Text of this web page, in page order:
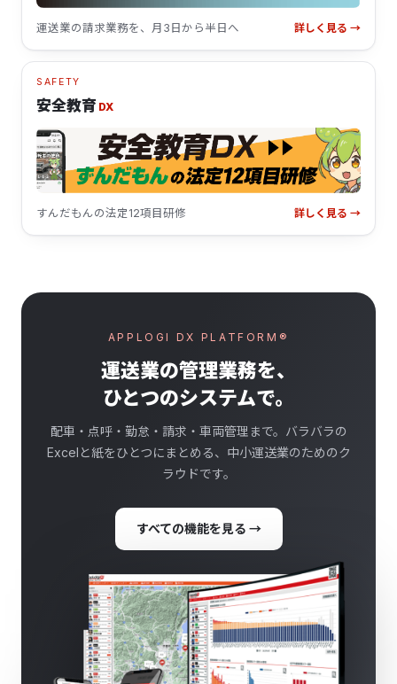
運送業の請求業務を、月3日から半日へ 詳しく見る →
SAFETY
安全教育 DX
すんだもんの法定12項目研修 詳しく見る →
APPLOGI DX PLATFORM®
運送業の管理業務を、
ひとつのシステムで。
配車・点呼・勤怠・請求・車両管理まで。バラバラの
Excelと紙をひとつにまとめる、中小運送業のためのク
ラウドです。
すべての機能を見る →